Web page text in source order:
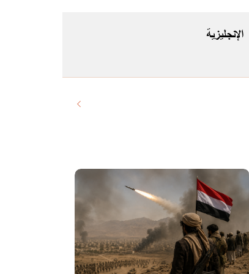
الإنجليزية